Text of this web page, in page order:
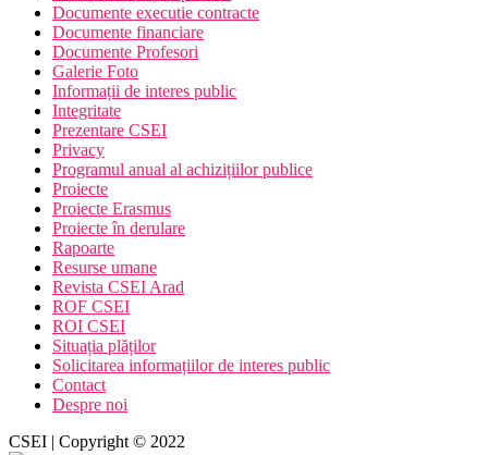
Documente executie contracte
Documente financiare
Documente Profesori
Galerie Foto
Informații de interes public
Integritate
Prezentare CSEI
Privacy
Programul anual al achizițiilor publice
Proiecte
Proiecte Erasmus
Proiecte în derulare
Rapoarte
Resurse umane
Revista CSEI Arad
ROF CSEI
ROI CSEI
Situația plăților
Solicitarea informațiilor de interes public
Contact
Despre noi
CSEI | Copyright © 2022